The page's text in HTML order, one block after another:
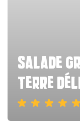
salade
terre